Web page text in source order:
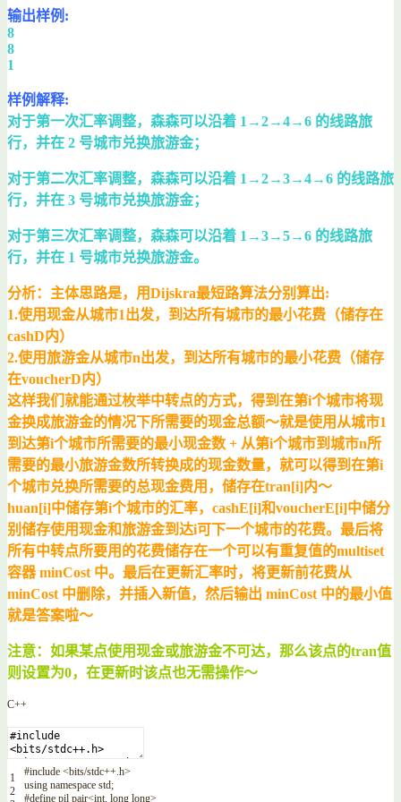
输出样例:
8
8
1
样例解释:
对于第一次汇率调整，森森可以沿着 1→2→4→6 的线路旅
行，并在 2 号城市兑换旅游金；
对于第二次汇率调整，森森可以沿着 1→2→3→4→6 的线路旅
行，并在 3 号城市兑换旅游金；
对于第三次汇率调整，森森可以沿着 1→3→5→6 的线路旅
行，并在 1 号城市兑换旅游金。
分析：主体思路是，用Dijskra最短路算法分别算出:
1.使用现金从城市1出发，到达所有城市的最小花费（储存在
cashD内）
2.使用旅游金从城市n出发，到达所有城市的最小花费（储存
在voucherD内）
这样我们就能通过枚举中转点的方式，得到在第i个城市将现
金换成旅游金的情况下所需要的现金总额～就是使用从城市1
到达第i个城市所需要的最小现金数 + 从第i个城市到城市n所
需要的最小旅游金数所转换成的现金数量，就可以得到在第i
个城市兑换所需要的总现金费用，储存在tran[i]内～
huan[i]中储存第i个城市的汇率，cashE[i]和voucherE[i]中储分
别储存使用现金和旅游金到达i可下一个城市的花费。最后将
所有中转点所要用的花费储存在一个可以有重复值的multiset
容器 minCost 中。最后在更新汇率时，将更新前花费从
minCost 中删除，并插入新值，然后输出 minCost 中的最小值
就是答案啦～
注意：如果某点使用现金或旅游金不可达，那么该点的tran值
则设置为0，在更新时该点也无需操作～
C++
1
2
#include <bits/stdc++.h>
using namespace std;
#define pil pair<int, long long>